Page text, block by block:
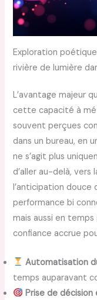
Exploration
rivière de lumière
L’avantage majeur
cette capacité à
souvent perçues
dans un bureau, en
ne s’agit plus
d’aller au-delà,
l’anticipation douce
performance bi
mais aussi en
confiance accrue
Automatisation
temps auparavant
Prise de décision